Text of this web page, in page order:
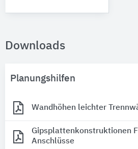
Downloads
Planungshilfen
Wandhöhen leichter
Gipsplattenkonstruktionen
Anschlüsse